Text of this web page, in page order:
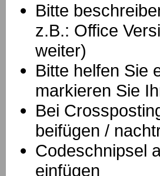
Bitte
z.B.: Office
weiter)
Bitte helfen Sie
markieren Sie
Bei
beifügen /
Codeschnipsel
einfügen